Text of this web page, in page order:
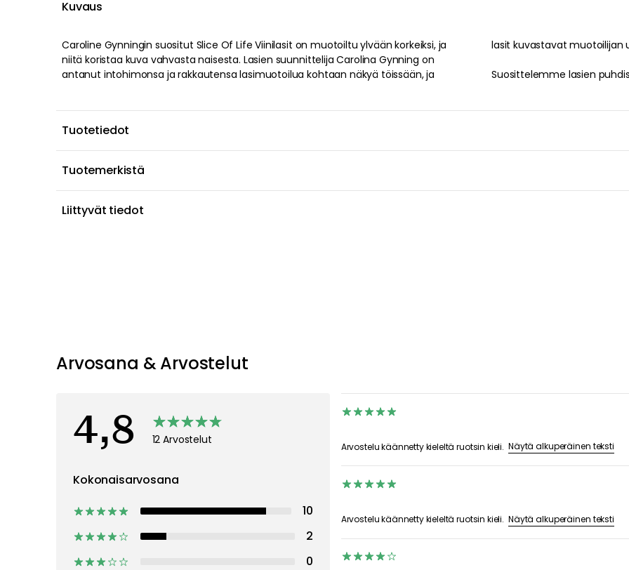
Kuvaus
Caroline Gynningin suositut Slice Of Life Viinilasit on muotoiltu ylvään korkeiksi, ja
niitä koristaa kuva vahvasta naisesta. Lasien suunnittelija Carolina Gynning on
antanut intohimonsa ja rakkautensa lasimuotoilua kohtaan näkyä töissään, ja
lasit kuvastavat muotoilijan
Suosittelemme lasien
Tuotetiedot
Tuotemerkistä
Liittyvät tiedot
Arvosana & Arvostelut
4,8 12 Arvostelut
Kokonaisarvosana
10
2
0
Arvostelu käännetty kieleltä ruotsin kieli. Näytä alkuperäinen teksti
Arvostelu käännetty kieleltä ruotsin kieli. Näytä alkuperäinen teksti